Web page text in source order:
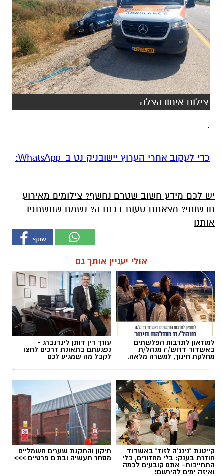
צילום איחודהצלה
.
‏כדי לעקוב אחרי הערוץ יישובניק נט ב-WhatsApp:‏‏‏
יש לכם מידע חשוב שטרם נחשף? צילומים מאירוע
חדשותי? מצאתם טעות בכתבה? נשמח שתשתפו
אותנו
אולי יעניין אותך גם
למוזאון לתרבות הפלשתים
באשדוד דרוש/ה מנהל/ת
מחלקת חינוך, למשרה מלאה.
עורך דין דותן לינדנברג -
נפגעתם בתאונת דרכים לחצו
לקבל מה שמגיע לכם
קייטנת "נינג'ה לזוז" באשדוד
חוזרת בענק: בלי מחזורים, בלי
התחייבות- אתם קובעים לכמה
ואיזה ימים להירשם!
תיקון והתקנת שערים חשמליים
מסחר תעשיה ובתים פרטיים >>>